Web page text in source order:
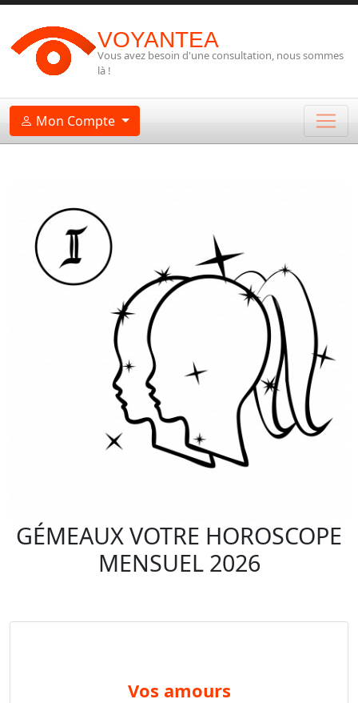
VOYANTEA
Vous avez besoin d'une consultation, nous sommes
là !
Mon Compte
GÉMEAUX VOTRE HOROSCOPE
MENSUEL 2026
vos amours